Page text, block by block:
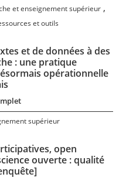
et enseignement supérieur ,
et outils
et de données à des
: une pratique
opérationnelle
supérieur
open
ouverte : qualité